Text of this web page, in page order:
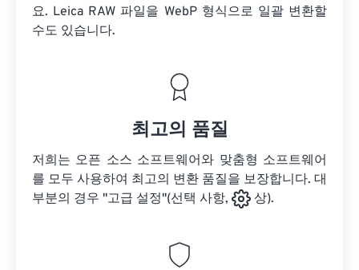
요. Leica RAW 파일을 WebP 형식으로 일괄 변환할
수도 있습니다.
최고의 품질
저희는 오픈 소스 소프트웨어와 맞춤형 소프트웨어
를 모두 사용하여 최고의 변환 품질을 보장합니다. 대
부분의 경우 "고급 설정"(선택 사항,
상).